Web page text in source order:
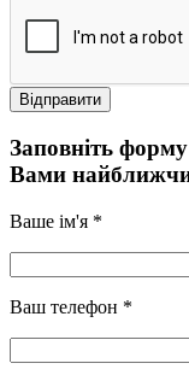
Заповніть
Вами
Ваше ім'я *
Ваш телефон *